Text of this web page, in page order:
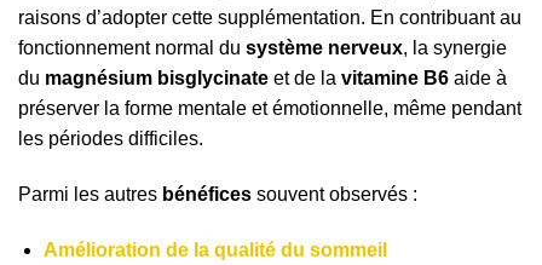
raisons d’adopter cette supplémentation. En contribuant au
fonctionnement normal du système nerveux, la synergie
du magnésium bisglycinate et de la vitamine B6 aide à
préserver la forme mentale et émotionnelle, même pendant
les périodes difficiles.
Parmi les autres bénéfices souvent observés :
Amélioration de la qualité du sommeil